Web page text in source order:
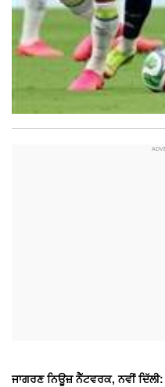
ਜਾਗਰਣ ਨਿਊਜ਼ ਨੈੱਟਵਰਕ, ਨਵੀਂ ਦਿੱਲੀ: